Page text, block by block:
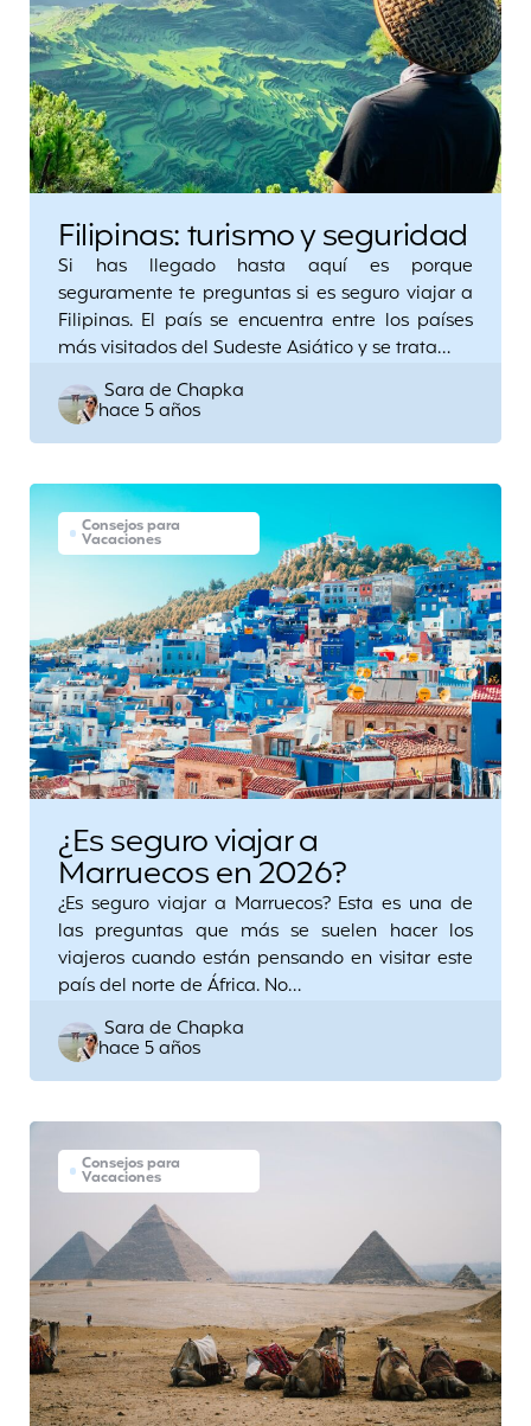
Filipinas: turismo y seguridad
Si has llegado hasta aquí es porque
seguramente te preguntas si es seguro viajar a
Filipinas. El país se encuentra entre los países
más visitados del Sudeste Asiático y se trata…
Posted
by
Sara de Chapka
hace 5 años
Consejos para
Vacaciones
¿Es seguro viajar a
Marruecos en 2026?
¿Es seguro viajar a Marruecos? Esta es una de
las preguntas que más se suelen hacer los
viajeros cuando están pensando en visitar este
país del norte de África. No…
Posted
by
Sara de Chapka
hace 5 años
Consejos para
Vacaciones